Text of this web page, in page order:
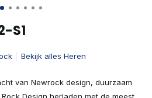
S1
Bekijk alles Heren
van Newrock design, duurzaam